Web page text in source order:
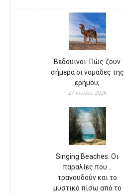
Βεδουίνοι: Πώς ζουν
σήμερα οι νομάδες της
ερήμου;
27 Ιουλίου 2026
Singing Beaches: Οι
παραλίες που…
τραγουδούν και το
μυστικό πίσω από το